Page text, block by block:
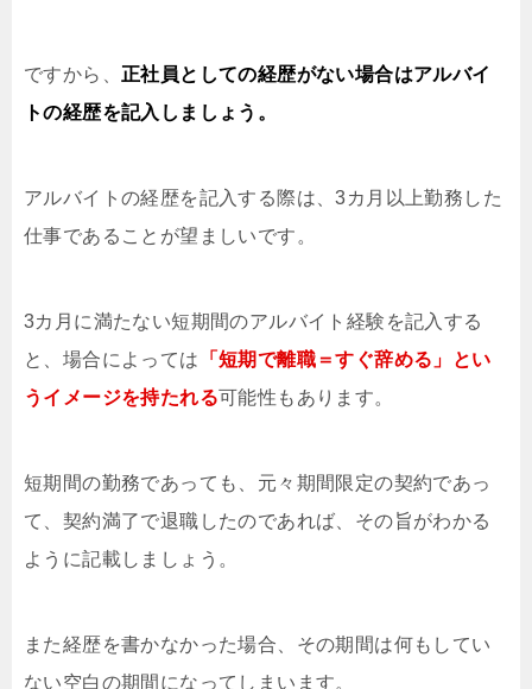
ですから、 正社員としての経歴がない場合はアルバイ
トの経歴を記入しましょう。
アルバイトの経歴を記入する際は、3カ月以上勤務した
仕事であることが望ましいです。
3カ月に満たない短期間のアルバイト経験を記入する
と、場合によっては 「短期で離職＝すぐ辞める」とい
うイメージを持たれる可能性もあります。
短期間の勤務であっても、元々期間限定の契約であっ
て、契約満了で退職したのであれば、その旨がわかる
ように記載しましょう。
また経歴を書かなかった場合、その期間は何もしてい
ない空白の期間になってしまいます。